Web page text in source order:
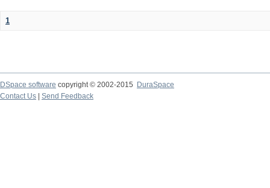
1
DSpace software copyright © 2002-2015
DuraSpace
Contact Us
Send Feedback